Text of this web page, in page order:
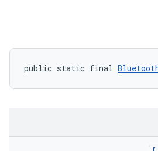
public static final